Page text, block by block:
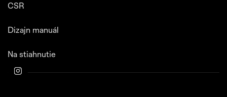
CSR
Dizajn manuál
Na stiahnutie